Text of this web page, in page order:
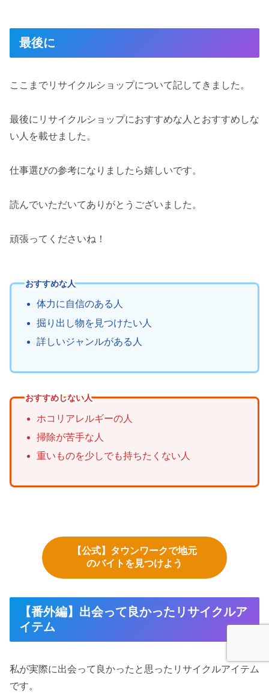
最後に
ここまでリサイクルショップについて記してきました。
最後にリサイクルショップにおすすめな人とおすすめしな
い人を載せました。
仕事選びの参考になりましたら嬉しいです。
読んでいただいてありがとうございました。
頑張ってくださいね！
おすすめな人
体力に自信のある人
掘り出し物を見つけたい人
詳しいジャンルがある人
おすすめしない人
ホコリアレルギーの人
掃除が苦手な人
重いものを少しでも持ちたくない人
【公式】タウンワークで地元
のバイトを見つけよう
【番外編】出会って良かったリサイクルア
イテム
私が実際に出会って良かったと思ったリサイクルアイテム
です。